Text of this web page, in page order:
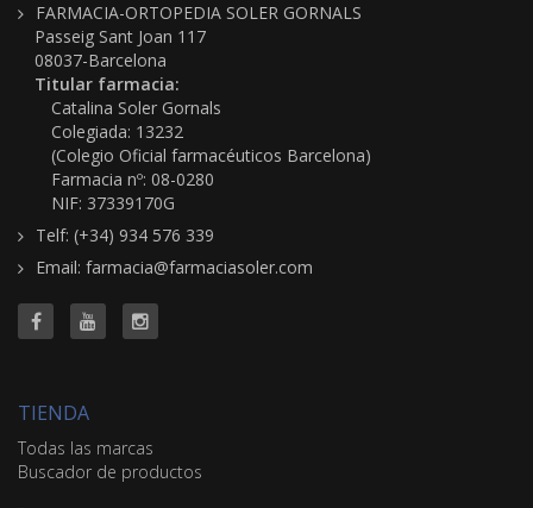
FARMACIA-ORTOPEDIA SOLER GORNALS
Passeig Sant Joan 117
08037-Barcelona
Titular farmacia:
Catalina Soler Gornals
Colegiada: 13232
(Colegio Oficial farmacéuticos Barcelona)
Farmacia nº: 08-0280
NIF: 37339170G
Telf: (+34) 934 576 339
Email: farmacia@farmaciasoler.com
TIENDA
Todas las marcas
Buscador de productos